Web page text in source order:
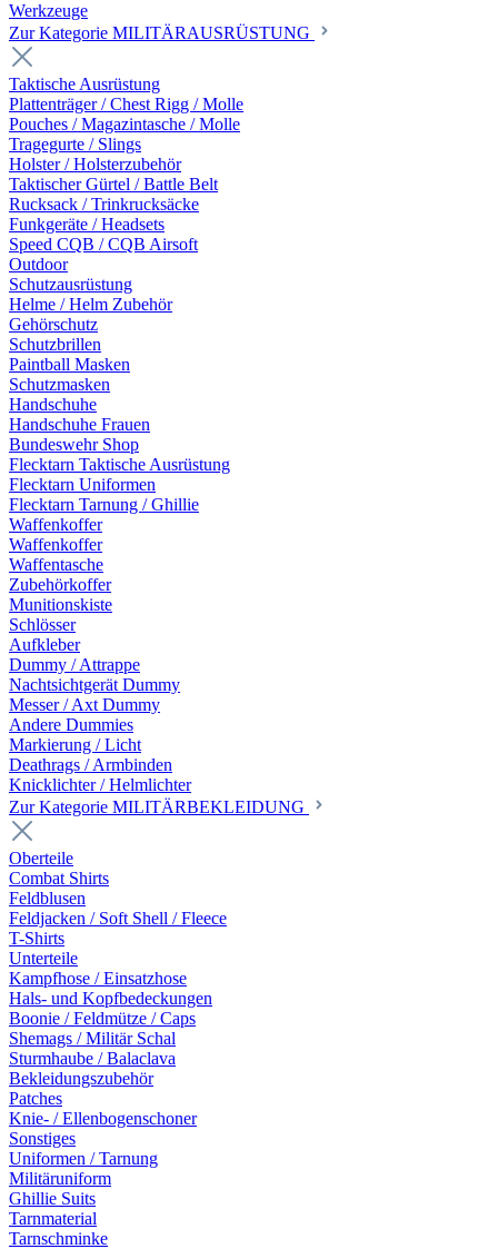
Werkzeuge
Zur Kategorie MILITÄRAUSRÜSTUNG
Taktische Ausrüstung
Plattenträger / Chest Rigg / Molle
Pouches / Magazintasche / Molle
Tragegurte / Slings
Holster / Holsterzubehör
Taktischer Gürtel / Battle Belt
Rucksack / Trinkrucksäcke
Funkgeräte / Headsets
Speed CQB / CQB Airsoft
Outdoor
Schutzausrüstung
Helme / Helm Zubehör
Gehörschutz
Schutzbrillen
Paintball Masken
Schutzmasken
Handschuhe
Handschuhe Frauen
Bundeswehr Shop
Flecktarn Taktische Ausrüstung
Flecktarn Uniformen
Flecktarn Tarnung / Ghillie
Waffenkoffer
Waffenkoffer
Waffentasche
Zubehörkoffer
Munitionskiste
Schlösser
Aufkleber
Dummy / Attrappe
Nachtsichtgerät Dummy
Messer / Axt Dummy
Andere Dummies
Markierung / Licht
Deathrags / Armbinden
Knicklichter / Helmlichter
Zur Kategorie MILITÄRBEKLEIDUNG
Oberteile
Combat Shirts
Feldblusen
Feldjacken / Soft Shell / Fleece
T-Shirts
Unterteile
Kampfhose / Einsatzhose
Hals- und Kopfbedeckungen
Boonie / Feldmütze / Caps
Shemags / Militär Schal
Sturmhaube / Balaclava
Bekleidungszubehör
Patches
Knie- / Ellenbogenschoner
Sonstiges
Uniformen / Tarnung
Militäruniform
Ghillie Suits
Tarnmaterial
Tarnschminke